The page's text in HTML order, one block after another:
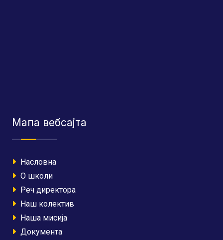
Мапа вебсајта
Насловна
О школи
Реч директора
Наш колектив
Наша мисија
Документа